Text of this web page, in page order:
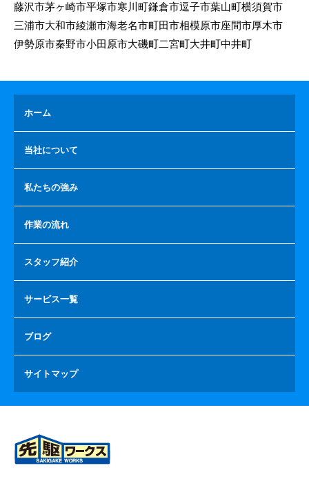
藤沢市茅ヶ崎市平塚市寒川町鎌倉市逗子市葉山町横須賀市
三浦市大和市綾瀬市海老名市町田市相模原市座間市厚木市
伊勢原市秦野市小田原市大磯町二宮町大井町中井町
ホーム
当社について
私たちの強み
作業の流れ
スタッフ紹介
サービス一覧
ブログ
サイトマップ